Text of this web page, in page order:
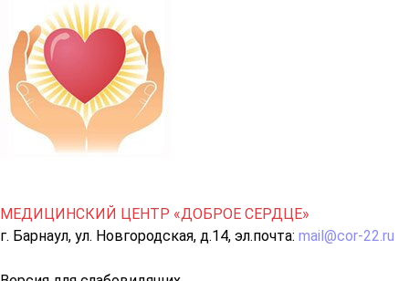
МЕДИЦИНСКИЙ ЦЕНТР «ДОБРОЕ СЕРДЦЕ»
г. Барнаул, ул. Новгородская, д.14, эл.почта: mail@cor-22.ru